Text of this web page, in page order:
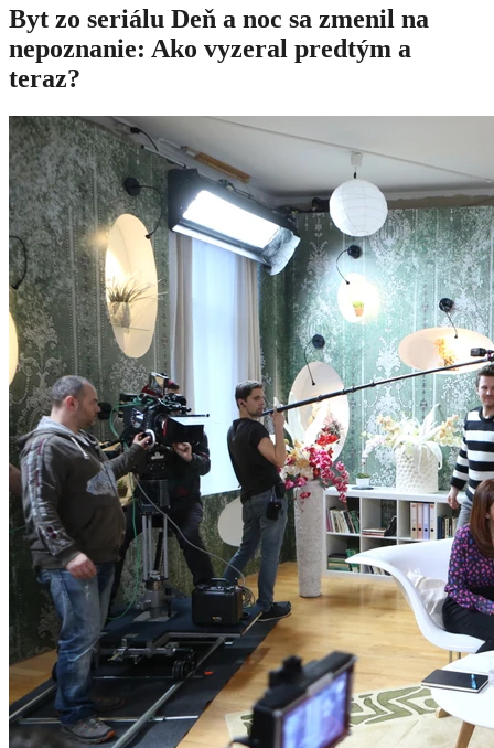
Byt zo seriálu Deň a noc sa zmenil na
nepoznanie: Ako vyzeral predtým a
teraz?